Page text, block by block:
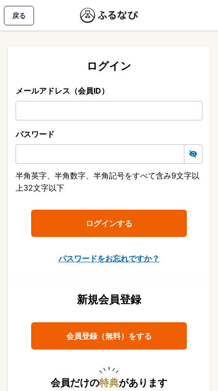
戻る
ログイン
メールアドレス（会員ID）
パスワード
半角英字、半角数字、半角記号をすべて含み9文字以
上32文字以下
パスワードをお忘れですか？
新規会員登録
会員登録（無料）をする
会員だけの特典があります